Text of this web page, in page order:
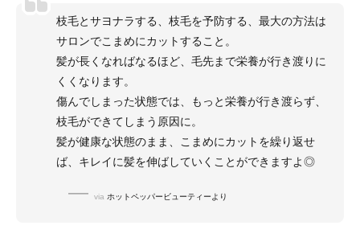
枝毛とサヨナラする、枝毛を予防する、最大の方法は
サロンでこまめにカットすること。
髪が長くなればなるほど、毛先まで栄養が行き渡りに
くくなります。
傷んでしまった状態では、もっと栄養が行き渡らず、
枝毛ができてしまう原因に。
髪が健康な状態のまま、こまめにカットを繰り返せ
ば、キレイに髪を伸ばしていくことができますよ◎
via ホットペッパービューティーより